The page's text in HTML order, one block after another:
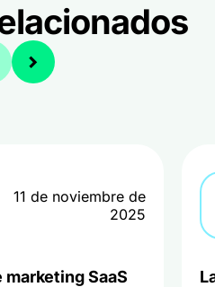
11 de noviembre de
2025
SaaS